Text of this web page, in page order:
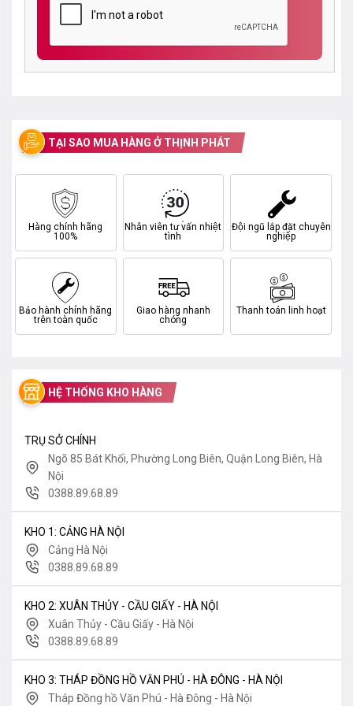
TẠI SAO MUA HÀNG Ở THỊNH PHÁT
Hàng chính hãng
100%
Nhân viên tư vấn nhiệt
tình
Đội ngũ lắp đặt chuyên
nghiệp
Bảo hành chính hãng
trên toàn quốc
Giao hàng nhanh
chóng
Thanh toán linh hoạt
HỆ THỐNG KHO HÀNG
TRỤ SỞ CHÍNH
Ngõ 85 Bát Khối, Phường Long Biên, Quận Long Biên, Hà
Nội
0388.89.68.89
KHO 1: CẢNG HÀ NỘI
Cảng Hà Nội
0388.89.68.89
KHO 2: XUÂN THỦY - CẦU GIẤY - HÀ NỘI
Xuân Thủy - Cầu Giấy - Hà Nội
0388.89.68.89
KHO 3: THÁP ĐỒNG HỒ VĂN PHÚ - HÀ ĐÔNG - HÀ NỘI
Tháp Đồng hồ Văn Phú - Hà Đông - Hà Nội